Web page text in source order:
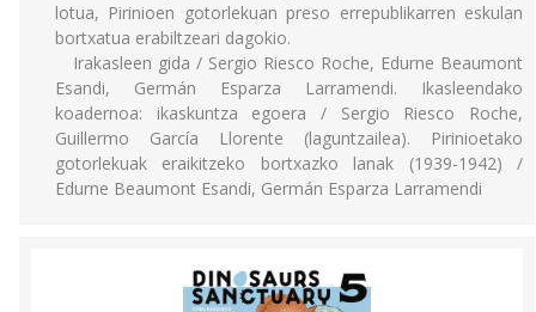
lotua, Pirinioen gotorlekuan preso errepublikarren eskulan
bortxatua erabiltzeari dagokio.
Irakasleen gida / Sergio Riesco Roche, Edurne Beaumont
Esandi, Germán Esparza Larramendi. Ikasleendako
koadernoa: ikaskuntza egoera / Sergio Riesco Roche,
Guillermo García Llorente (laguntzailea). Pirinioetako
gotorlekuak eraikitzeko bortxazko lanak (1939-1942) /
Edurne Beaumont Esandi, Germán Esparza Larramendi